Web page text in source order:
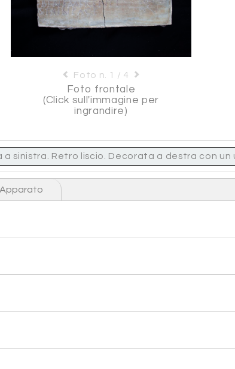
Foto n. 1 / 4
Foto frontale
(Click sull'immagine per
ingrandire)
sinistra. Retro liscio. Decorata a destra con un
Apparato